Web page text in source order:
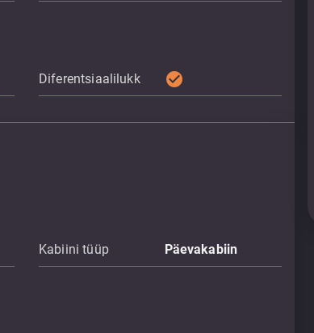
Diferentsiaalilukk check_circle
Kabiini tüüp Päevakabiin